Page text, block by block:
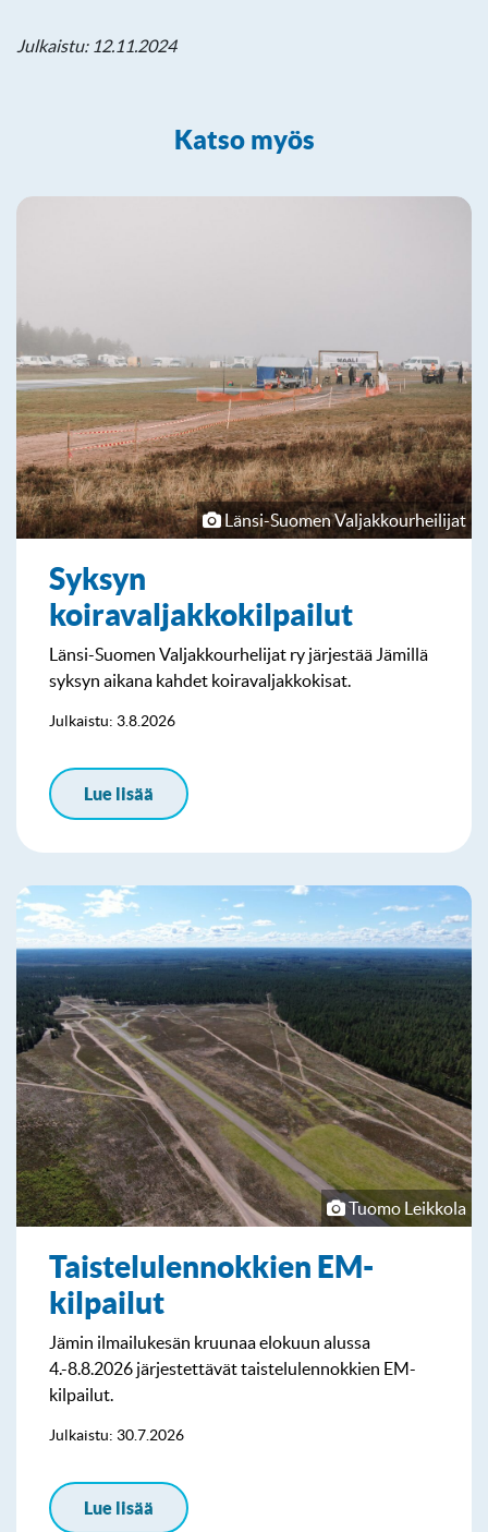
Julkaistu: 12.11.2024
Katso myös
Länsi-Suomen Valjakkourheilijat
Syksyn
koiravaljakkokilpailut
Länsi-Suomen Valjakkourhelijat ry järjestää Jämillä
syksyn aikana kahdet koiravaljakkokisat.
Julkaistu: 3.8.2026
Lue lisää
Tuomo Leikkola
Taistelulennokkien EM-
kilpailut
Jämin ilmailukesän kruunaa elokuun alussa
4.-8.8.2026 järjestettävät taistelulennokkien EM-
kilpailut.
Julkaistu: 30.7.2026
Lue lisää